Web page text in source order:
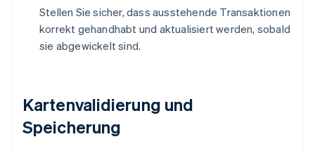
Stellen Sie sicher, dass ausstehende Transaktionen
korrekt gehandhabt und aktualisiert werden, sobald
sie abgewickelt sind.
Kartenvalidierung und
Speicherung